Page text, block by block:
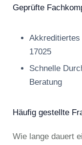
Geprüfte
17025
Schnelle
Beratung
Häufig gestellte
Wie lange dauert